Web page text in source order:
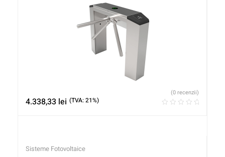
4.338,33 lei (TVA: 21%)
(0 recenzii)
Sisteme Fotovoltaice